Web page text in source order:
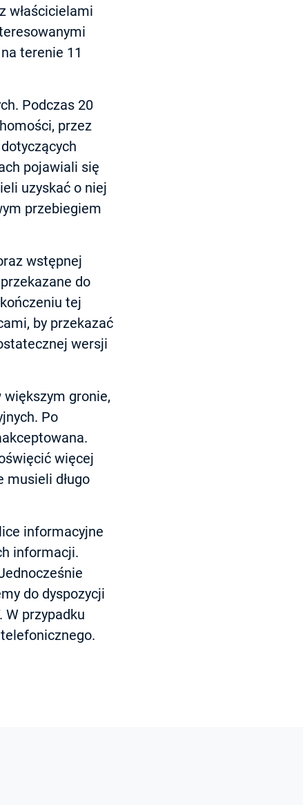
właścicielami
terenie 11
Podczas 20
przez
pojawiali się
uzyskać o niej
przebiegiem
wstępnej
do
tej
by przekazać
wersji
gronie,
Po
więcej
musieli długo
informacyjne
informacji.
do dyspozycji
przypadku